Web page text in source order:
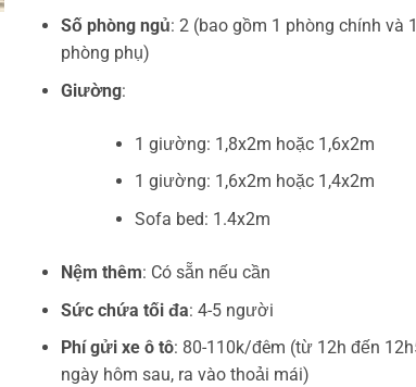
Số phòng ngủ: 2 (bao gồm 1 phòng chính và 1
phòng phụ)
Giường:
1 giường: 1,8x2m hoặc 1,6x2m
1 giường: 1,6x2m hoặc 1,4x2m
Sofa bed: 1.4x2m
Nệm thêm: Có sẵn nếu cần
Sức chứa tối đa: 4-5 người
Phí gửi xe ô tô: 80-110k/đêm (từ 12h đến
ngày hôm sau, ra vào thoải mái)